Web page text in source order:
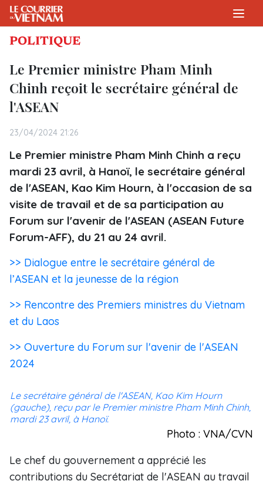
POLITIQUE
Le Premier ministre Pham Minh
Chinh reçoit le secrétaire général de
l'ASEAN
23/04/2024 21:26
Le Premier ministre Pham Minh Chinh a reçu
mardi 23 avril, à Hanoï, le secrétaire général
de l'ASEAN, Kao Kim Hourn, à l'occasion de sa
visite de travail et de sa participation au
Forum sur l'avenir de l'ASEAN (ASEAN Future
Forum-AFF), du 21 au 24 avril.
>> Dialogue entre le secrétaire général de
l’ASEAN et la jeunesse de la région
>> Rencontre des Premiers ministres du Vietnam
et du Laos
>> Ouverture du Forum sur l'avenir de l'ASEAN
2024
Le secrétaire général de l'ASEAN, Kao Kim Hourn
(gauche), reçu par le Premier ministre Pham Minh Chinh,
mardi 23 avril, à Hanoï.
Photo : VNA/CVN
Le chef du gouvernement a apprécié les
contributions du Secrétariat de l'ASEAN au travail